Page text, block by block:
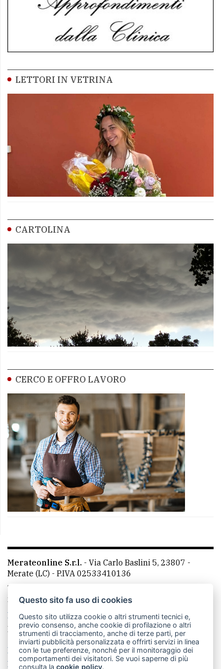
LETTORI IN VETRINA
CARTOLINA
CERCO E OFFRO LAVORO
Merateonline S.r.l. - Via Carlo Baslini 5, 23807 -
Merate (LC) - P.IVA 02533410136
Telefono:
mail: redazione@merateonline.it
La redazione
CasateOnline LeccoOnline
RSS
Made by VIP
Privacy policy
Cookie policy
Rivedi le tue scelte sui cookie
Questo sito fa uso di cookies
Questo sito utilizza cookie o altri strumenti tecnici e,
previo consenso, anche cookie di profilazione o altri
strumenti di tracciamento, anche di terze parti, per
inviarti pubblicità personalizzata e offrirti servizi in linea
con le tue preferenze, nonché per il monitoraggio dei
comportamenti dei visitatori. Se vuoi saperne di più
consulta lacookie policy.